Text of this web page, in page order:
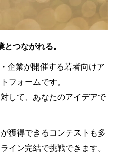
つながれる。
企業が開催する若者向けア
フォームです。
して、あなたのアイデアで
獲得できるコンテストも多
イン完結で挑戦できます。